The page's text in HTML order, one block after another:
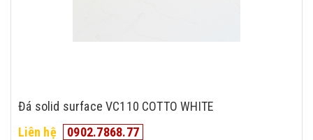
Đá solid surface VC110 COTTO WHITE
Liên hệ
0902.7868.77